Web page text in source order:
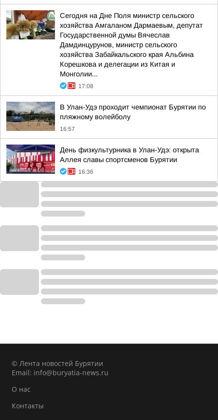
Сегодня на Дне Поля министр сельского
хозяйства Амгаланом Дармаевым, депутат
Государственной думы Вячеслав
Дамдинцурунов, министр сельского
хозяйства Забайкальского края Альбина
Корешкова и делегации из Китая и
Монголии...
17:08
В Улан-Удэ проходит чемпионат Бурятии по
пляжному волейболу
16:57
День физкультурника в Улан-Удэ: открыта
Аллея славы спортсменов Бурятии
16:36
© Лента новостей Бурятии
Email: info@buryatia-news.ru
О нас
Контакты